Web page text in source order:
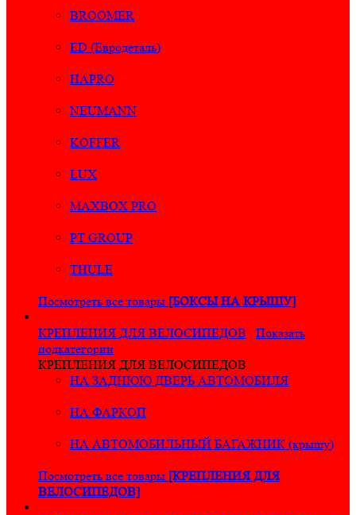
BROOMER
ED (Евродеталь)
HAPRO
NEUMANN
KOFFER
LUX
MAXBOX PRO
PT GROUP
THULE
Посмотреть все товары [БОКСЫ НА КРЫШУ]
КРЕПЛЕНИЯ ДЛЯ ВЕЛОСИПЕДОВ
Показать
подкатегории
КРЕПЛЕНИЯ ДЛЯ ВЕЛОСИПЕДОВ
НА ЗАДНЮЮ ДВЕРЬ АВТОМОБИЛЯ
НА ФАРКОП
НА АВТОМОБИЛЬНЫЙ БАГАЖНИК (крышу)
Посмотреть все товары [КРЕПЛЕНИЯ ДЛЯ
ВЕЛОСИПЕДОВ]